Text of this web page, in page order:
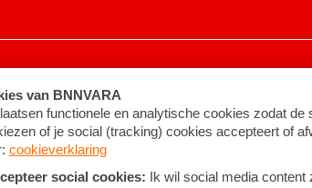
Algemene voorwaarden ©2026